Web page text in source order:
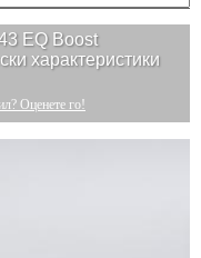
EQ Boost
характеристики
Оценете го!